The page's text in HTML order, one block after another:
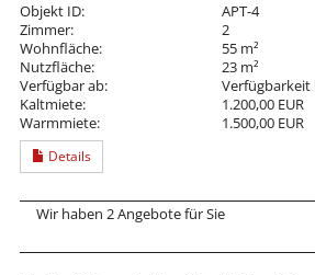
Objekt ID:
APT-4
Zimmer:
2
Wohnfläche:
55 m²
Nutzfläche:
23 m²
Verfügbar ab:
Kaltmiete:
1.200,00 EUR
Warmmiete:
1.500,00 EUR
Details
Wir haben 2 Angebote für Sie